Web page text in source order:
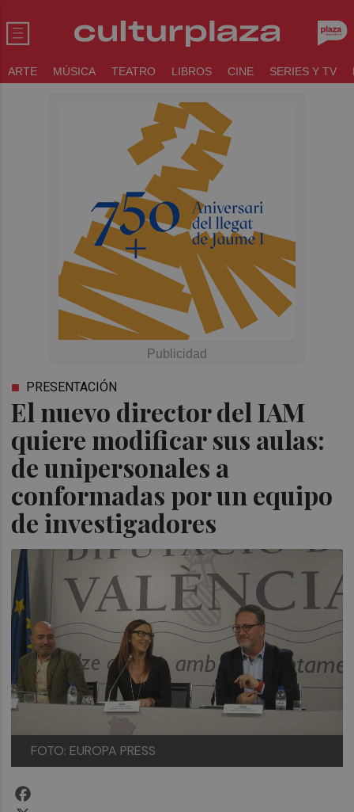
ARTE MÚSICA TEATRO LIBROS CINE SERIES Y TV
El nuevo director del IAM
quiere modificar sus aulas:
de unipersonales a
conformadas por un equipo
de investigadores
PRESENTACIÓN
FOTO: EUROPA PRESS